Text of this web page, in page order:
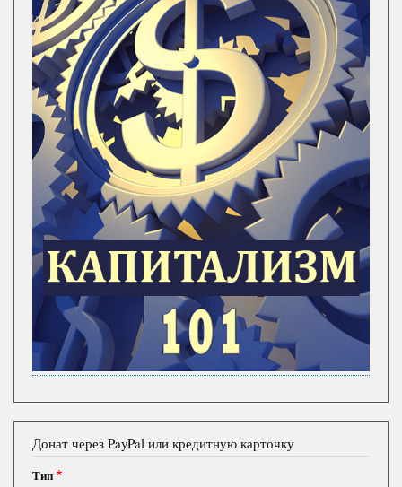
Донат через PayPal или кредитную карточку
Тип